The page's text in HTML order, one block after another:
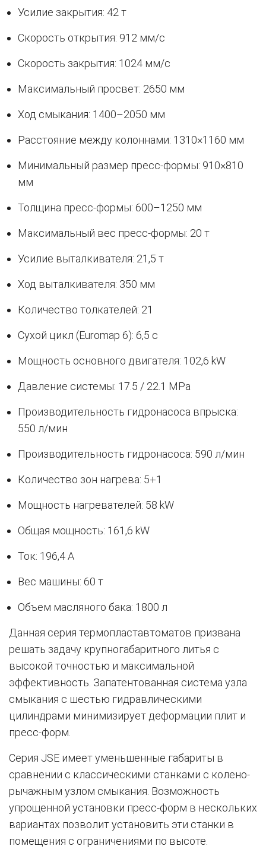
Усилие закрытия: 42 т
Скорость открытия: 912 мм/с
Скорость закрытия: 1024 мм/с
Максимальный просвет: 2650 мм
Ход смыкания: 1400–2050 мм
Расстояние между колоннами: 1310×1160 мм
Минимальный размер пресс-формы: 910×810
мм
Толщина пресс-формы: 600–1250 мм
Максимальный вес пресс-формы: 20 т
Усилие выталкивателя: 21,5 т
Ход выталкивателя: 350 мм
Количество толкателей: 21
Сухой цикл (Euromap 6): 6,5 с
Мощность основного двигателя: 102,6 kW
Давление системы: 17.5 / 22.1 MPa
Производительность гидронасоса впрыска:
550 л/мин
Производительность гидронасоса: 590 л/мин
Количество зон нагрева: 5+1
Мощность нагревателей: 58 kW
Общая мощность: 161,6 kW
Ток: 196,4 A
Вес машины: 60 т
Объем масляного бака: 1800 л
Данная серия термопластавтоматов призвана
решать задачу крупногабаритного литья с
высокой точностью и максимальной
эффективность. Запатентованная система узла
смыкания с шестью гидравлическими
цилиндрами минимизирует деформации плит и
пресс-форм.
Серия JSE имеет уменьшенные габариты в
сравнении с классическими станками с колено-
рычажным узлом смыкания. Возможность
упрощенной установки пресс-форм в нескольких
вариантах позволит установить эти станки в
помещения с ограничениями по высоте.